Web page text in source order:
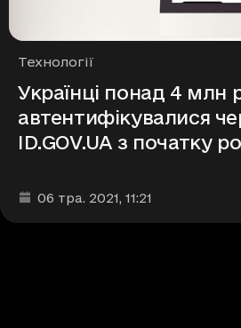
Рубрики
Технології
Українці понад 4 млн
автентифікувалися
ID.GOV.UA з початку
Дата та час публікації
06 тра. 2021, 11:21